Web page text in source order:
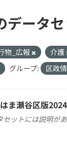
データ
物_広報 介護
グループ: 区政
ま瀬谷区版
セットには説明が